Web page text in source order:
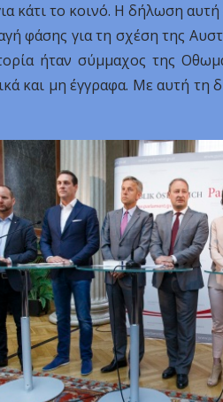
κάτι το κοινό. Η δήλωση
φάσης για τη σχέση της
ήταν σύμμαχος της
και μη έγγραφα. Με αυτή τη